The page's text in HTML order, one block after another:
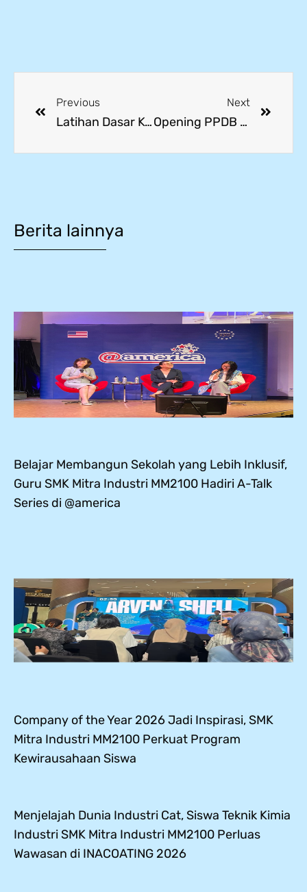
Previous
Latihan Dasar Kepemimpinan Siswa Angkatan ke-X | TP. 2023/2024
Next
Opening PPDB Tahun Pelajaran 2023-2024
Berita lainnya
Belajar Membangun Sekolah yang Lebih Inklusif,
Guru SMK Mitra Industri MM2100 Hadiri A-Talk
Series di @america
Company of the Year 2026 Jadi Inspirasi, SMK
Mitra Industri MM2100 Perkuat Program
Kewirausahaan Siswa
Menjelajah Dunia Industri Cat, Siswa Teknik Kimia
Industri SMK Mitra Industri MM2100 Perluas
Wawasan di INACOATING 2026